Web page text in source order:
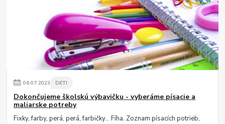
06.07.2023 DETI
Dokončujeme školskú výbavičku - vyberáme písacie a
maliarske potreby
Fixky, farby, perá, perá, farbičky... Fíha. Zoznam písacích potrieb,